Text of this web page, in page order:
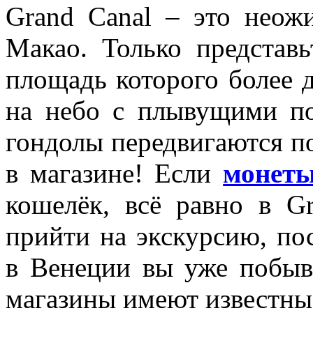
Grand Canal – это
Макао. Только
площадь которого более
на небо с плывущими
гондолы передвигаются
в магазине! Если
кошелёк, всё равно в
прийти на экскурсию,
в Венеции вы уже
магазины имеют